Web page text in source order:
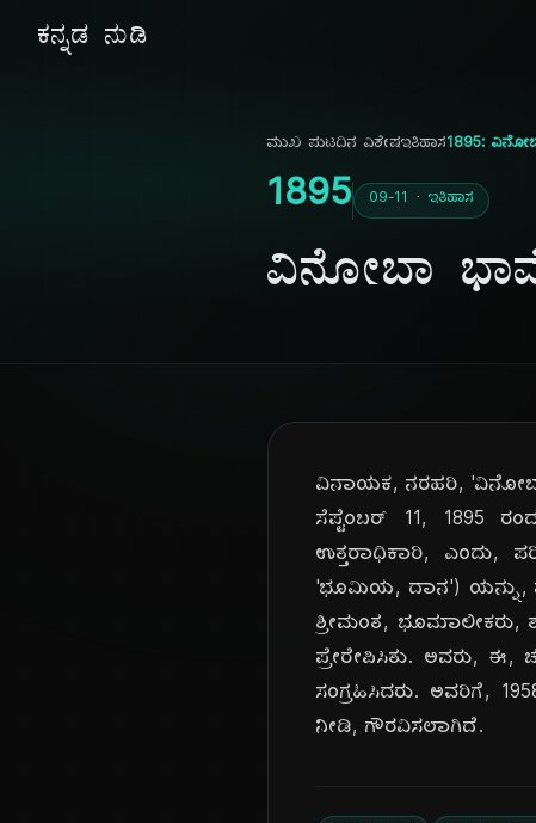
ಕನ್ನಡ ನುಡಿ
ಮುಖ ಪುಟದಿನ ವಿಶೇಷಇತಿಹಾಸ1895:
1895 09-11 · ಇತಿಹಾಸ
ವಿನೋಬಾ
ವಿನಾಯಕ, ನರಹರಿ,
ಸೆಪ್ಟೆಂಬರ್ 11, 1895
ಉತ್ತರಾಧಿಕಾರಿ, ಎಂದು,
'ಭೂಮಿಯ, ದಾನ') ಯನ್ನು,
ಶ್ರೀಮಂತ,
ಪ್ರೇರೇಪಿಸಿತು. ಅವರು,
ಸಂಗ್ರಹಿಸಿದರು. ಅವರಿಗೆ,
ನೀಡಿ, ಗೌರವಿಸಲಾಗಿದೆ.